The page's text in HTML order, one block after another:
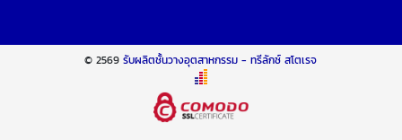
© 2569รับผลิตชั้นวางอุตสาหกรรม - ทรีลักซ์ สโตเรจ